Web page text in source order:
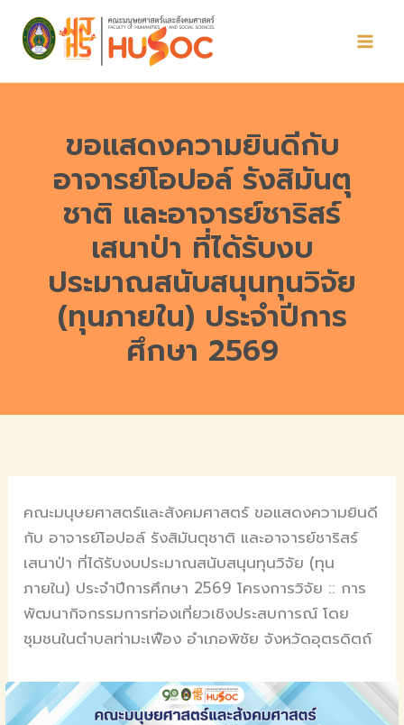
content
ขอแสดงความยินดีกับ
อาจารย์โอปอล์ รังสิมันตุ
ชาติ และอาจารย์ชาริสร์
เสนาป่า ที่ได้รับงบ
ประมาณสนับสนุนทุนวิจัย
(ทุนภายใน) ประจำปีการ
ศึกษา 2569
คณะมนุษยศาสตร์และสังคมศาสตร์ ขอแสดงความยินดี
กับ อาจารย์โอปอล์ รังสิมันตุชาติ และอาจารย์ชาริสร์
เสนาป่า ที่ได้รับงบประมาณสนับสนุนทุนวิจัย (ทุน
ภายใน) ประจำปีการศึกษา 2569 โครงการวิจัย :: การ
พัฒนากิจกรรมการท่องเที่ยวเชิงประสบการณ์ โดย
ชุมชนในตำบลท่ามะเฟือง อำเภอพิชัย จังหวัดอุตรดิตถ์